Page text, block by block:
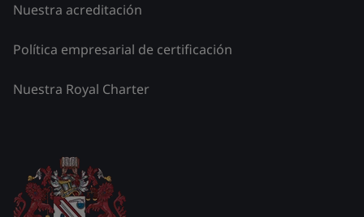
Nuestra acreditación
Política empresarial de certificación
Nuestra Royal Charter